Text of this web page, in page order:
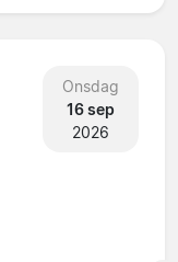
Onsdag
16 sep
2026